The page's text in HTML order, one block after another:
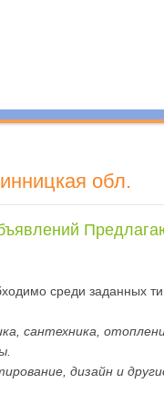
обл.
среди заданных
сантехника,
дизайн и